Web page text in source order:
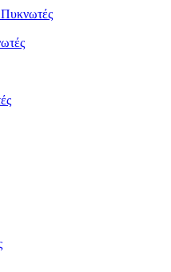
Πυκνωτές